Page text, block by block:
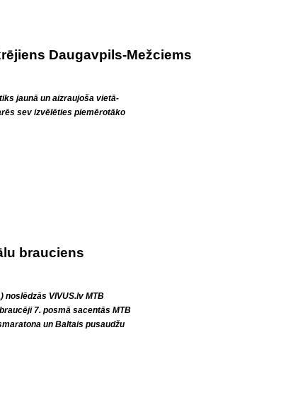
Daugavpils-Mežciems
jaunā un aizraujoša vietā-
sev izvēlēties piemērotāko
brauciens
noslēdzās VIVUS.lv MTB
7. posmā sacentās MTB
un Baltais pusaudžu